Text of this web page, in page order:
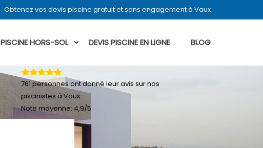
Obtenez vos devis piscine gratuit et sans engagement à Vaux
PISCINE HORS-SOL DEVIS PISCINE EN LIGNE BLOG
761personnes ont donné leuravis sur nos
piscinistes à Vaux
Note moyenne:4,9/5